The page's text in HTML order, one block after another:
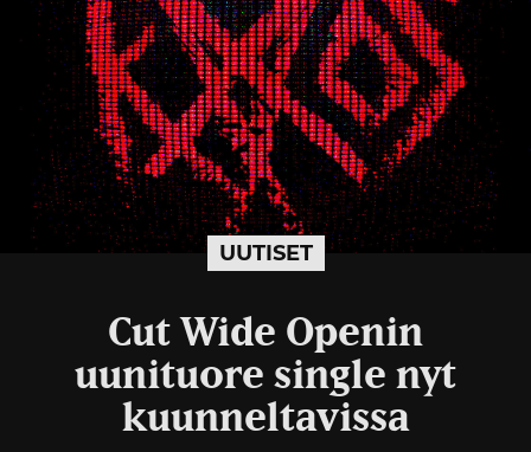
UUTISET
Cut Wide Openin
uunituore single nyt
kuunneltavissa